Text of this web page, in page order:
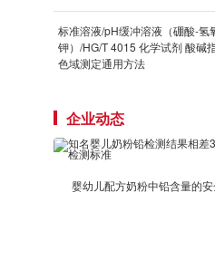
标准溶液/pH缓冲溶液（硼酸-氢
钾）/HG/T 4015 化学试剂 酸碱
色域测定通用方法
企业动态
婴幼儿配方奶粉中铅含量的